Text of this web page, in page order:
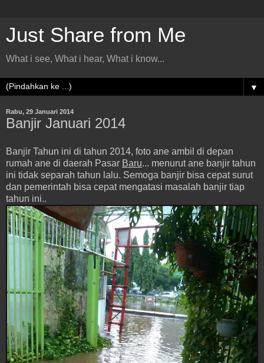
Just Share from Me
What i see, What i hear, What i know...
▼
Rabu, 29 Januari 2014
Banjir Januari 2014
Banjir Tahun ini di tahun 2014, foto ane ambil di depan
rumah ane di daerah Pasar Baru... menurut ane banjir tahun
ini tidak separah tahun lalu. Semoga banjir bisa cepat surut
dan pemerintah bisa cepat mengatasi masalah banjir tiap
tahun ini..